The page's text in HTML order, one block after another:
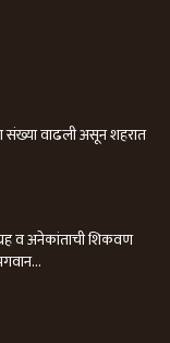
संख्या वाढली असून शहरात
व अनेकांताची शिकवण